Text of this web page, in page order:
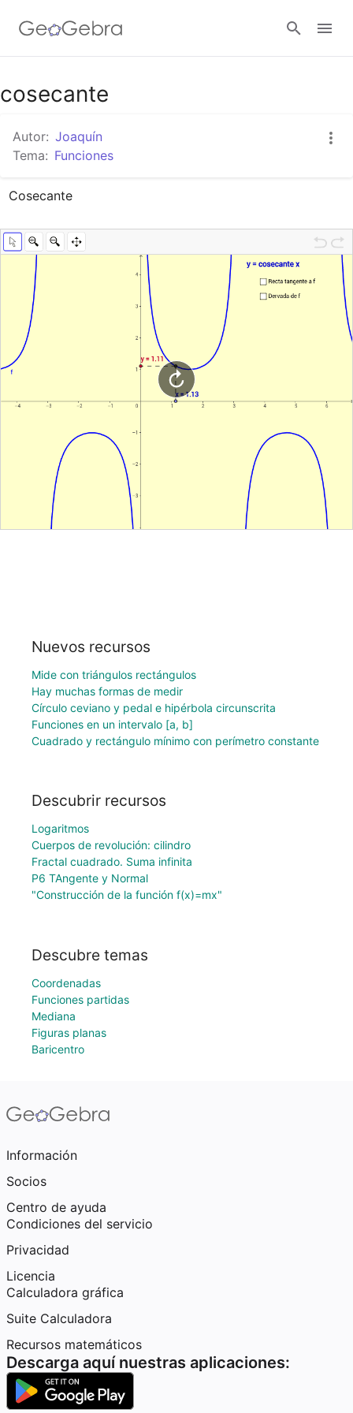
Google Classroom
GeoGebra Classroom
cosecante
Autor: Joaquín
Tema: Funciones
Cosecante
Nuevos recursos
Mide con triángulos rectángulos
Hay muchas formas de medir
Círculo ceviano y pedal e hipérbola circunscrita
Funciones en un intervalo [a, b]
Cuadrado y rectángulo mínimo con perímetro constante
Descubrir recursos
Logaritmos
Cuerpos de revolución: cilindro
Fractal cuadrado. Suma infinita
P6 TAngente y Normal
"Construcción de la función f(x)=mx"
Descubre temas
Coordenadas
Funciones partidas
Mediana
Figuras planas
Baricentro
Información
Socios
Centro de ayuda
Condiciones del servicio
Privacidad
Licencia
Calculadora gráfica
Suite Calculadora
Recursos matemáticos
Descarga aquí nuestras aplicaciones: